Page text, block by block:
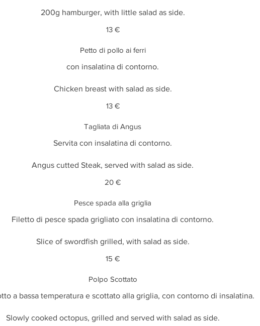
13 €
Petto di pollo ai ferri
con insalatina di contorno.
13 €
Tagliata di Angus
Servita con insalatina di contorno.
Angus cutted Steak, served with salad as side.
20 €
Pesce spada alla griglia
Filetto di pesce spada grigliato con insalatina di contorno.
Slice of swordfish grilled, with salad as side.
15 €
Polpo Scottato
a bassa temperatura e scottato alla griglia, con contorno di insalatina.
Slowly cooked octopus, grilled and served with salad as side.